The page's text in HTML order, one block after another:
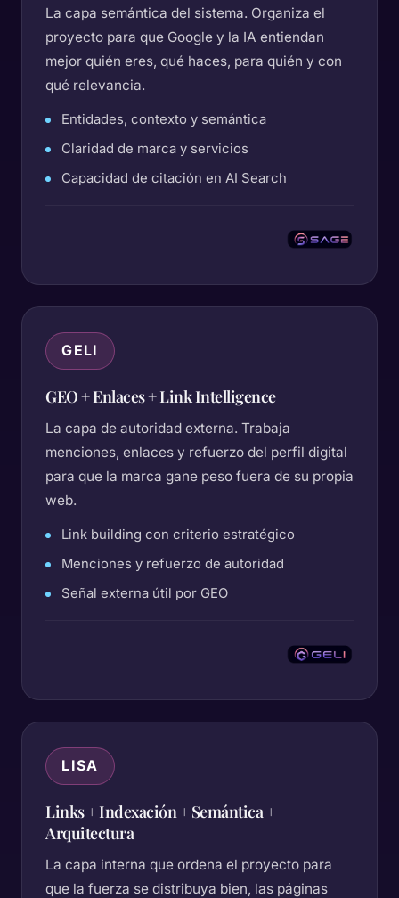
La capa semántica del sistema. Organiza el
proyecto para que Google y la IA entiendan
mejor quién eres, qué haces, para quién y con
qué relevancia.
Entidades, contexto y semántica
Claridad de marca y servicios
Capacidad de citación en AI Search
GELI
GEO + Enlaces + Link Intelligence
La capa de autoridad externa. Trabaja
menciones, enlaces y refuerzo del perfil digital
para que la marca gane peso fuera de su propia
web.
Link building con criterio estratégico
Menciones y refuerzo de autoridad
Señal externa útil por GEO
LISA
Links + Indexación + Semántica +
Arquitectura
La capa interna que ordena el proyecto para
que la fuerza se distribuya bien, las páginas